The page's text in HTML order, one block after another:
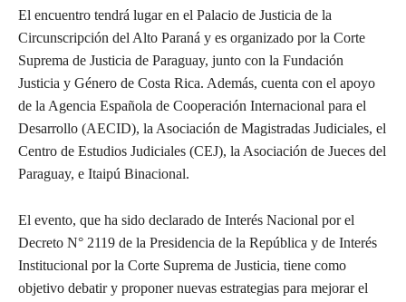
El encuentro tendrá lugar en el Palacio de Justicia de la
Circunscripción del Alto Paraná y es organizado por la Corte
Suprema de Justicia de Paraguay, junto con la Fundación
Justicia y Género de Costa Rica. Además, cuenta con el apoyo
de la Agencia Española de Cooperación Internacional para el
Desarrollo (AECID), la Asociación de Magistradas Judiciales, el
Centro de Estudios Judiciales (CEJ), la Asociación de Jueces del
Paraguay, e Itaipú Binacional.
El evento, que ha sido declarado de Interés Nacional por el
Decreto N° 2119 de la Presidencia de la República y de Interés
Institucional por la Corte Suprema de Justicia, tiene como
objetivo debatir y proponer nuevas estrategias para mejorar el